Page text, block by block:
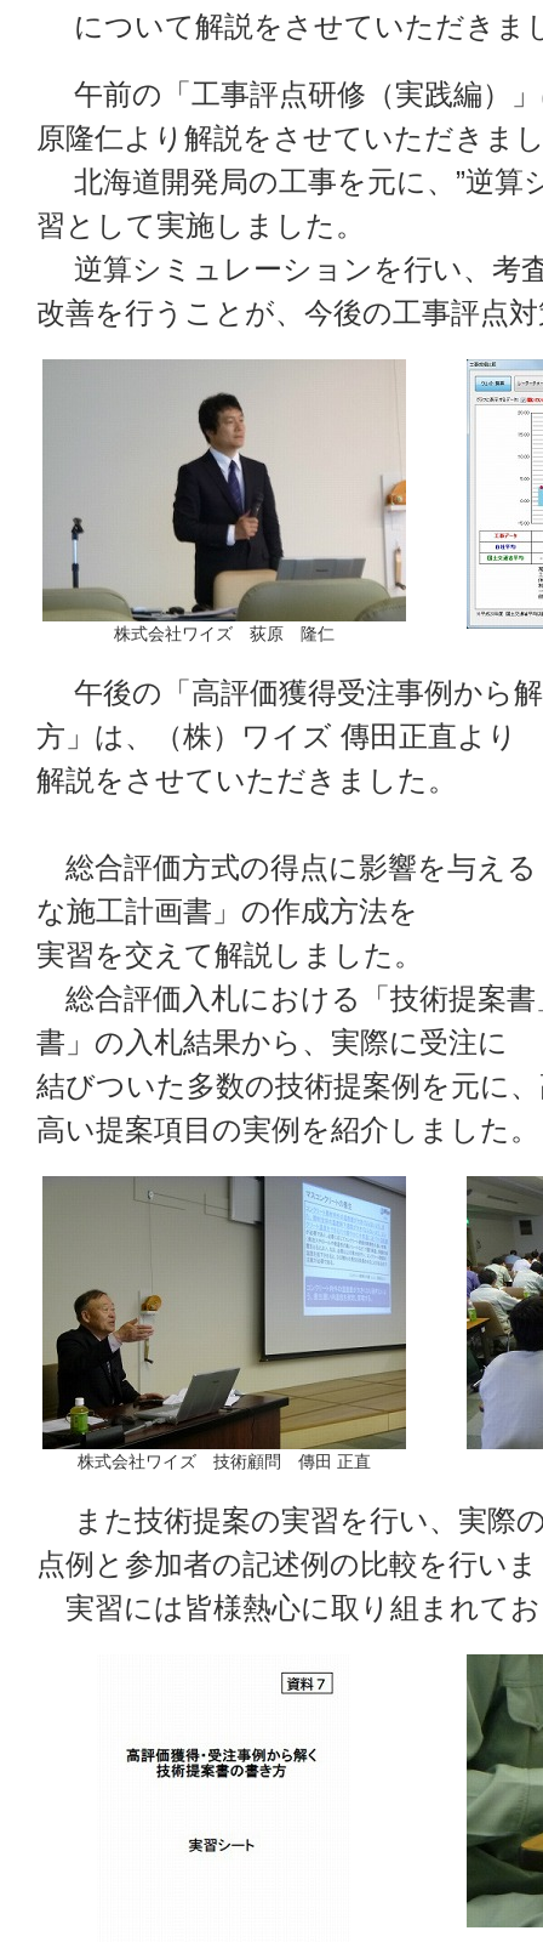
について解説をさせていただきま
午前の「工事評点研修（実践編）
原隆仁より解説をさせていただきま
北海道開発局の工事を元に、”逆算
習として実施しました。
逆算シミュレーションを行い、考
改善を行うことが、今後の工事評点
株式会社ワイズ 荻原 隆仁
午後の「高評価獲得受注事例から
方」は、（株）ワイズ 傳田正直より
解説をさせていただきました。
総合評価方式の得点に影響を与える
な施工計画書」の作成方法を
実習を交えて解説しました。
総合評価入札における「技術提案書
書」の入札結果から、実際に受注に
結びついた多数の技術提案例を元に
高い提案項目の実例を紹介しました。
株式会社ワイズ 技術顧問 傳田 正直
また技術提案の実習を行い、実際
点例と参加者の記述例の比較を行い
実習には皆様熱心に取り組まれて